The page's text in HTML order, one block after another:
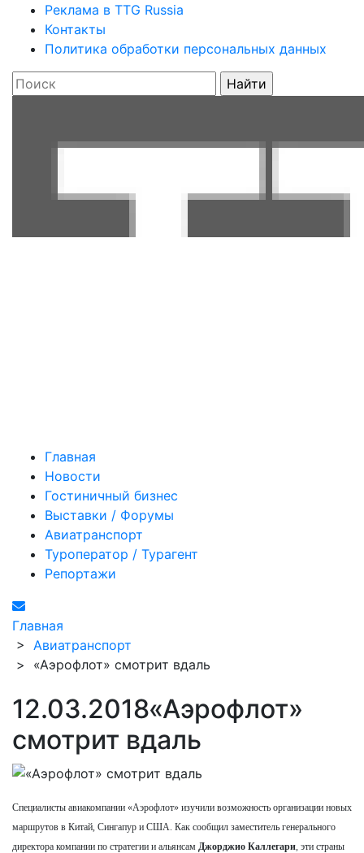
Реклама в TTG Russia
Контакты
Политика обработки персональных данных
Главная
Новости
Гостиничный бизнес
Выставки / Форумы
Авиатранспорт
Туроператор / Турагент
Репортажи
Главная
> Авиатранспорт
> «Аэрофлот» смотрит вдаль
12.03.2018«Аэрофлот»
смотрит вдаль
Специалисты авиакомпании «Аэрофлот» изучили возможность организации новых
маршрутов в Китай, Сингапур и США. Как сообщил заместитель генерального
директора компании по стратегии и альянсам Джорджио Каллегари , эти страны